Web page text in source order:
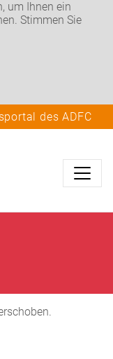
um Ihnen ein
Stimmen Sie
des ADFC